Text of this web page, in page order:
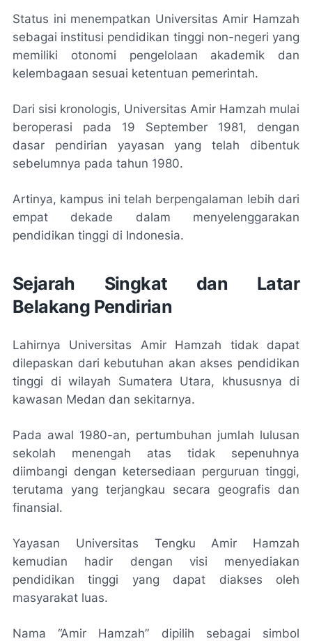
Status ini menempatkan Universitas Amir Hamzah
sebagai institusi pendidikan tinggi non-negeri yang
memiliki otonomi pengelolaan akademik dan
kelembagaan sesuai ketentuan pemerintah.
Dari sisi kronologis, Universitas Amir Hamzah mulai
beroperasi pada 19 September 1981, dengan
dasar pendirian yayasan yang telah dibentuk
sebelumnya pada tahun 1980.
Artinya, kampus ini telah berpengalaman lebih dari
empat dekade dalam menyelenggarakan
pendidikan tinggi di Indonesia.
Sejarah Singkat dan Latar
Belakang Pendirian
Lahirnya Universitas Amir Hamzah tidak dapat
dilepaskan dari kebutuhan akan akses pendidikan
tinggi di wilayah Sumatera Utara, khususnya di
kawasan Medan dan sekitarnya.
Pada awal 1980-an, pertumbuhan jumlah lulusan
sekolah menengah atas tidak sepenuhnya
diimbangi dengan ketersediaan perguruan tinggi,
terutama yang terjangkau secara geografis dan
finansial.
Yayasan Universitas Tengku Amir Hamzah
kemudian hadir dengan visi menyediakan
pendidikan tinggi yang dapat diakses oleh
masyarakat luas.
Nama “Amir Hamzah” dipilih sebagai simbol